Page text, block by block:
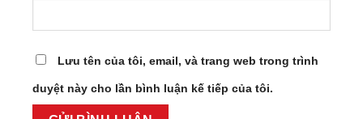
Lưu tên của tôi, email, và trang web trong trình
duyệt này cho lần bình luận kế tiếp của tôi.